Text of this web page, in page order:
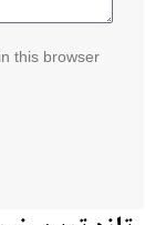
this browser